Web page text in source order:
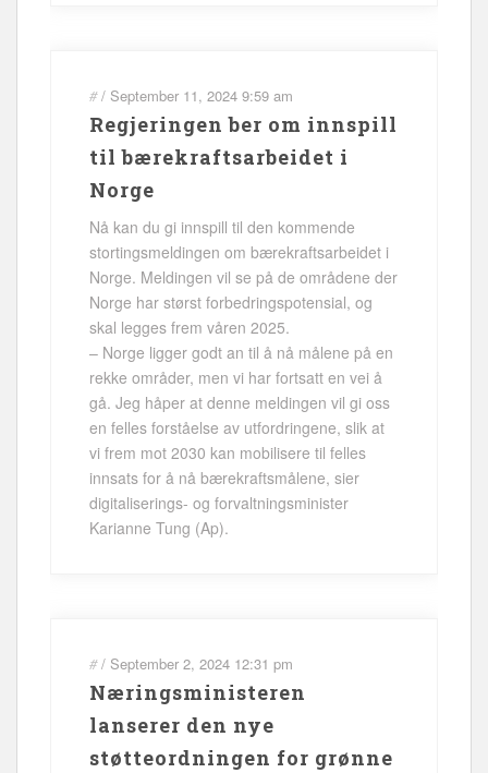
#/ September 11, 2024 9:59 am
Regjeringen ber om innspill
til bærekraftsarbeidet i
Norge
Nå kan du gi innspill til den kommende
stortingsmeldingen om bærekraftsarbeidet i
Norge. Meldingen vil se på de områdene der
Norge har størst forbedringspotensial, og
skal legges frem våren 2025.
– Norge ligger godt an til å nå målene på en
rekke områder, men vi har fortsatt en vei å
gå. Jeg håper at denne meldingen vil gi oss
en felles forståelse av utfordringene, slik at
vi frem mot 2030 kan mobilisere til felles
innsats for å nå bærekraftsmålene, sier
digitaliserings- og forvaltningsminister
Karianne Tung (Ap).
#/ September 2, 2024 12:31 pm
Næringsministeren
lanserer den nye
støtteordningen for grønne